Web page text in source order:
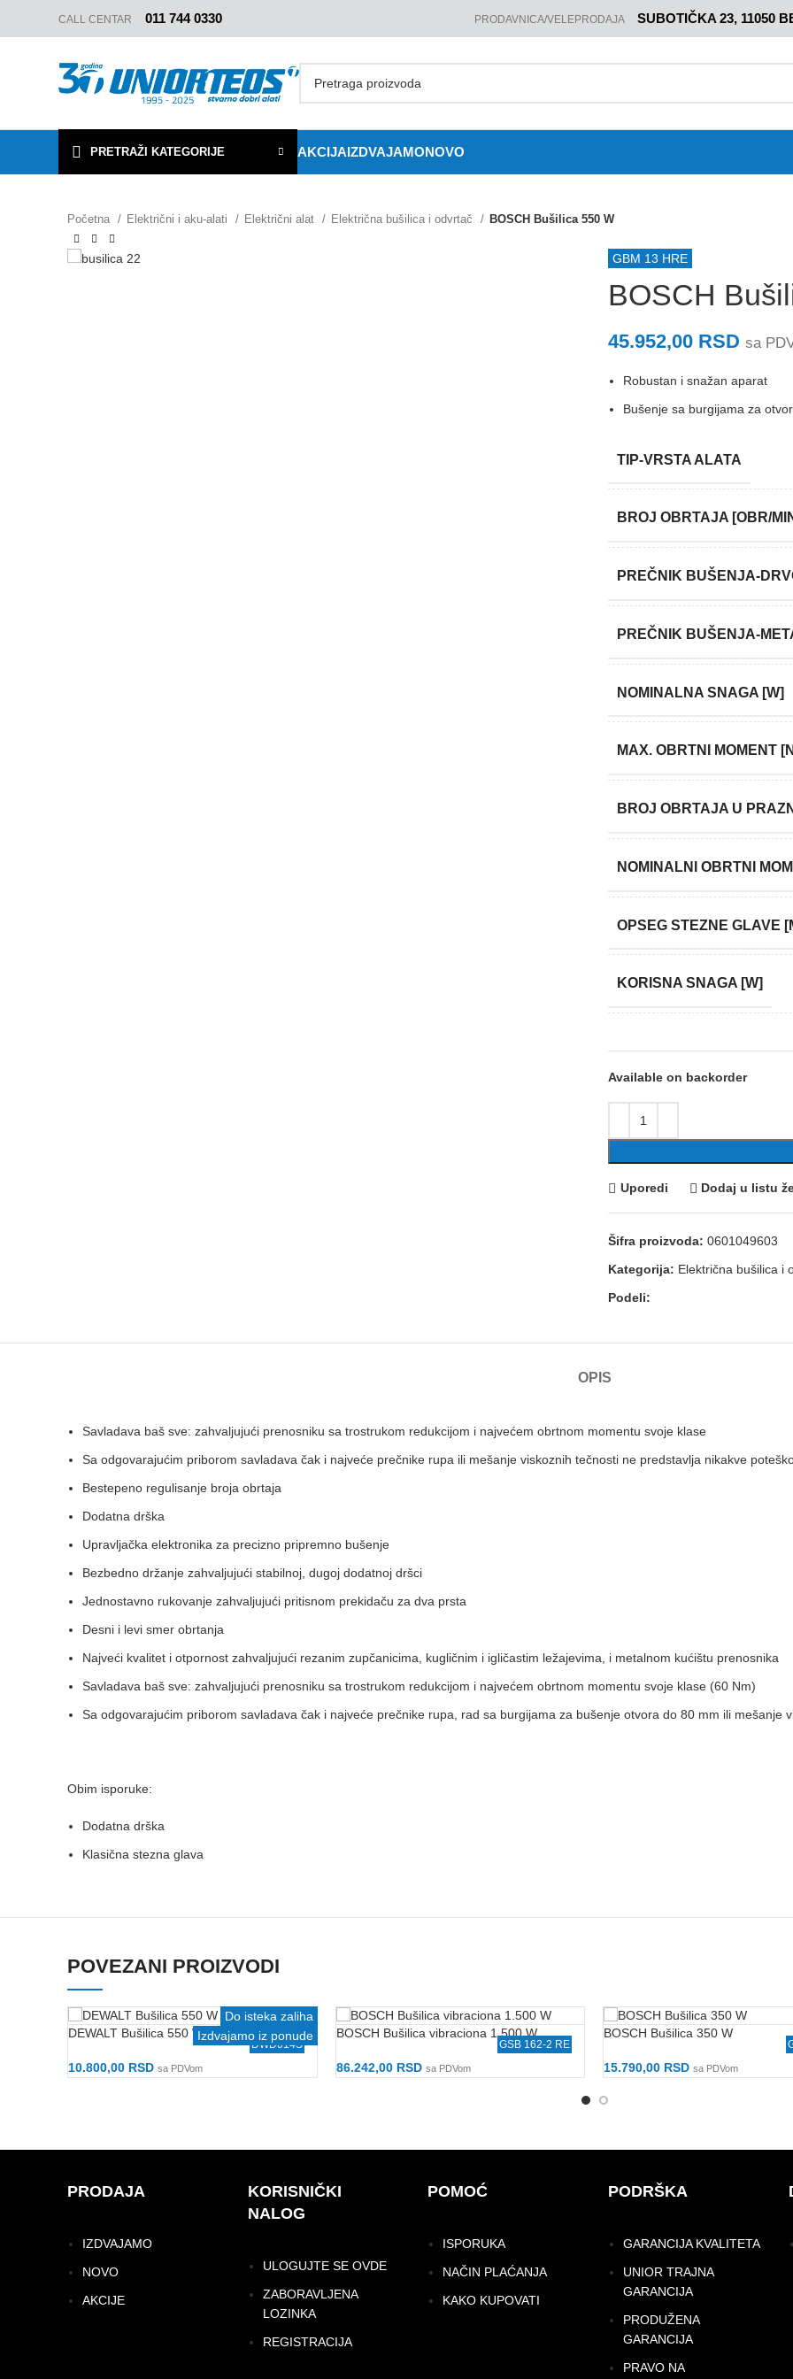
CALL CENTAR 011 744 0330 PRODAVNICA/VELEPRODAJA SUBOTIČKA 23, 11050
PRETRAŽI KATEGORIJE AKCIJAIZDVAJAMONOVO
Početna Električni i aku-alati Električni alat Električna bušilica i odvrtač BOSCH Bušilica 550 W
GBM 13 HRE
BOSCH
45.952,00 RSD sa
Robustan i snažan aparat
Bušenje sa burgijama za
TIP-VRSTA ALATA
BROJ OBRTAJA [OBR/
PREČNIK BUŠENJA-
PREČNIK BUŠENJA-
NOMINALNA SNAGA [W]
MAX. OBRTNI MOMENT
BROJ OBRTAJA U
NOMINALNI OBRTNI
OPSEG STEZNE GLAVE
KORISNA SNAGA [W]
ZEMLJA POREKLA
Available on backorder
Uporedi Dodaj u listu
Šifra proizvoda: 0601049603
Kategorija: Električna bušilica i
Podeli:
OPIS
Savladava baš sve: zahvaljujući prenosniku sa trostrukom redukcijom i najvećem obrtnom momentu svoje klase
Sa odgovarajućim priborom savladava čak i najveće prečnike rupa ili mešanje viskoznih tečnosti ne predstavlja nikakve
Bestepeno regulisanje broja obrtaja
Dodatna drška
Upravljačka elektronika za precizno pripremno bušenje
Bezbedno držanje zahvaljujući stabilnoj, dugoj dodatnoj dršci
Jednostavno rukovanje zahvaljujući pritisnom prekidaču za dva prsta
Desni i levi smer obrtanja
Najveći kvalitet i otpornost zahvaljujući rezanim zupčanicima, kugličnim i igličastim ležajevima, i metalnom kućištu prenosnika
Savladava baš sve: zahvaljujući prenosniku sa trostrukom redukcijom i najvećem obrtnom momentu svoje klase (60 Nm)
Sa odgovarajućim priborom savladava čak i najveće prečnike rupa, rad sa burgijama za bušenje otvora do 80 mm ili mešanje
Obim isporuke:
Dodatna drška
Klasična stezna glava
POVEZANI PROIZVODI
Do isteka zaliha
Izdvajamo iz ponude
DEWALT Bušilica 550 W
10.800,00 RSD sa PDVom
DWD014S
BOSCH Bušilica vibraciona 1.500 W
86.242,00 RSD sa PDVom
GSB 162-2 RE
BOSCH Bušilica 350 W
15.790,00 RSD sa PDVom
PRODAJA
IZDVAJAMO
NOVO
AKCIJE
KORISNIČKI
NALOG
ULOGUJTE SE OVDE
ZABORAVLJENA
LOZINKA
REGISTRACIJA
POMOĆ
ISPORUKA
NAČIN PLAĆANJA
KAKO KUPOVATI
PODRŠKA
GARANCIJA KVALITETA
UNIOR TRAJNA
GARANCIJA
PRODUŽENA
GARANCIJA
PRAVO NA